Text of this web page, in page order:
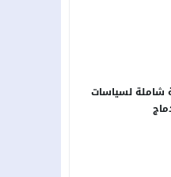
شاملة لسياسات